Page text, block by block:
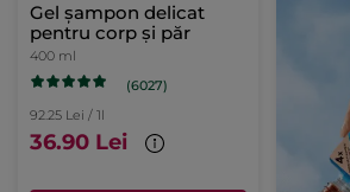
Gel șampon delicat
pentru corp și păr
400 ml
(6027)
92.25 Lei / 1l
36.90 Lei